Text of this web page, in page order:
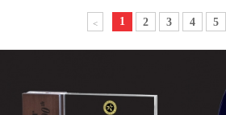
< 1 2 3 4 5